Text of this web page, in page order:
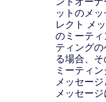
ットのメ
レクト メ
のミーテ
ティング
る場合、
ミーティ
メッセー
メッセージ